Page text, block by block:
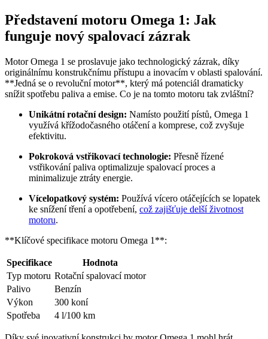
Představení motoru Omega 1: Jak
funguje nový spalovací zázrak
Motor Omega 1 se proslavuje jako technologický zázrak, díky
originálnímu konstrukčnímu přístupu a inovacím v oblasti spalování.
**Jedná se o revoluční motor**, který má potenciál dramaticky
snížit spotřebu paliva a emise. Co je na tomto motoru tak zvláštní?
Unikátní rotační design: Namísto použití pístů, Omega 1
využívá křížodočasného otáčení a komprese, což zvyšuje
efektivitu.
Pokroková vstřikovací technologie: Přesně řízené
vstřikování paliva optimalizuje spalovací proces a
minimalizuje ztráty energie.
Vícelopatkový systém: Používá vícero otáčejících se lopatek
ke snížení tření a opotřebení, což zajišťuje delší životnost
motoru.
**Klíčové specifikace motoru Omega 1**:
Specifikace
Hodnota
Typ motoru Rotační spalovací motor
Palivo
Benzín
Výkon
300 koní
Spotřeba
4 l/100 km